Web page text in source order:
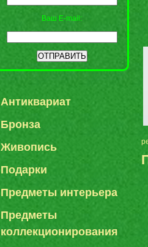
Ваш E-mail:
Антиквариат
Бронза
Живопись
Подарки
Предметы интерьера
Предметы
коллекционирования